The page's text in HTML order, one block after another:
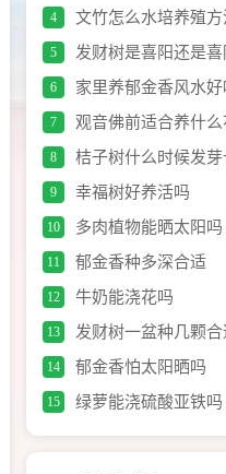
4 文竹怎么水培养殖方
5 发财树是喜阳还是喜
6 家里养郁金香风水好
7 观音佛前适合养什么
8 桔子树什么时候发
9 幸福树好养活吗
10 多肉植物能晒太阳吗
11 郁金香种多深合适
12 牛奶能浇花吗
13 发财树一盆种几颗合
14 郁金香怕太阳晒吗
15 绿萝能浇硫酸亚铁吗